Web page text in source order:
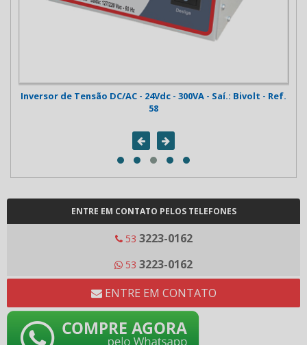
Inversor de Tensão DC/AC - 24Vdc - 300VA - Saí.: Bivolt - Ref.
58
ENTRE EM CONTATO PELOS TELEFONES
53 3223-0162
53 3223-0162
ENTRE EM CONTATO